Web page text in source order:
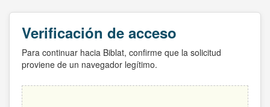
Verificación de acceso
Para continuar hacia Biblat, confirme que la solicitud
proviene de un navegador legítimo.